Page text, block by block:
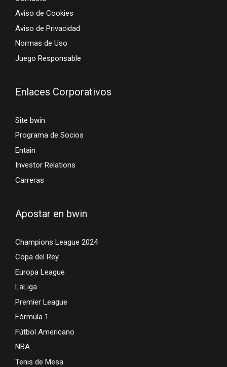
Aviso de Cookies
Aviso de Privacidad
Normas de Uso
Juego Responsable
Enlaces Corporativos
Site bwin
Programa de Socios
Entain
Investor Relations
Carreras
Apostar en bwin
Champions League 2024
Copa del Rey
Europa League
LaLiga
Premier League
Fórmula 1
Fútbol Americano
NBA
Tenis de Mesa